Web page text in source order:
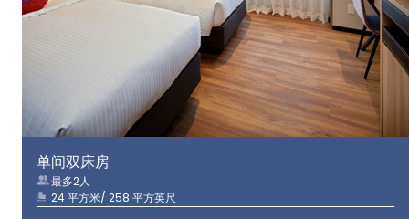
单间双床房
最多2人
24 平方米/ 258 平方英尺